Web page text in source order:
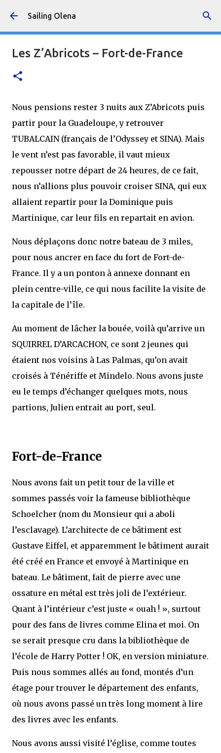
Accéder au contenu principal
Sailing Olena
Les Z’Abricots – Fort-de-France
Nous pensions rester 3 nuits aux Z’Abricots puis
partir pour la Guadeloupe, y retrouver
TUBALCAIN (français de l’Odyssey et SINA). Mais
le vent n’est pas favorable, il vaut mieux
repousser notre départ de 24 heures, de ce fait,
nous n’allions plus pouvoir croiser SINA, qui eux
allaient repartir pour la Dominique puis
Martinique, car leur fils en repartait en avion.
Nous déplaçons donc notre bateau de 3 miles,
pour nous ancrer en face du fort de Fort-de-
France. Il y a un ponton à annexe donnant en
plein centre-ville, ce qui nous facilite la visite de
la capitale de l’île.
Au moment de lâcher la bouée, voilà qu’arrive un
SQUIRREL D’ARCACHON, ce sont 2 jeunes qui
étaient nos voisins à Las Palmas, qu’on avait
croisés à Ténériffe et Mindelo. Nous avons juste
eu le temps d’échanger quelques mots, nous
partions, Julien entrait au port, seul.
Fort-de-France
Nous avons fait un petit tour de la ville et
sommes passés voir la fameuse bibliothèque
Schoelcher (nom du Monsieur qui a aboli
l’esclavage). L’architecte de ce bâtiment est
Gustave Eiffel, et apparemment le bâtiment aurait
été créé en France et envoyé à Martinique en
bateau. Le bâtiment, fait de pierre avec une
ossature en métal est très joli de l’extérieur.
Quant à l’intérieur c’est juste « ouah ! », surtout
pour des fans de livres comme Elina et moi. On
se serait presque cru dans la bibliothèque de
l’école de Harry Potter ! OK, en version miniature.
Puis nous sommes allés au fond, montés d’un
étage pour trouver le département des enfants,
où nous avons passé un très long moment à lire
des livres avec les enfants.
Nous avons aussi visité l’église, comme toutes